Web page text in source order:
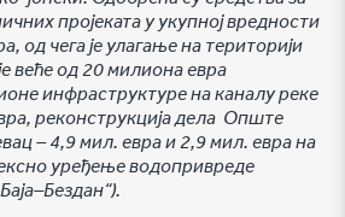
пројеката у укупној вредности
од чега је улагање на територији
веће од 20 милиона евра
инфраструктуре на каналу реке
реконструкција дела Опште
– 4,9 мил. евра и 2,9 мил. евра на
уређење водопривреде